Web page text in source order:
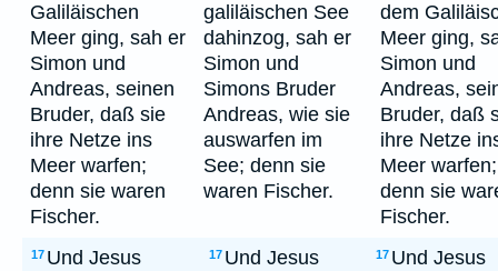
Galiläischen
Meer ging, sah er
Simon und
Andreas, seinen
Bruder, daß sie
ihre Netze ins
Meer warfen;
denn sie waren
Fischer.
galiläischen See
dahinzog, sah er
Simon und
Simons Bruder
Andreas, wie sie
auswarfen im
See; denn sie
waren Fischer.
dem
Meer ging,
Simon und
Andreas,
Bruder, daß
ihre Netze
Meer warfen;
denn sie
Fischer.
17 Und Jesus
17 Und Jesus
17 Und Jesus